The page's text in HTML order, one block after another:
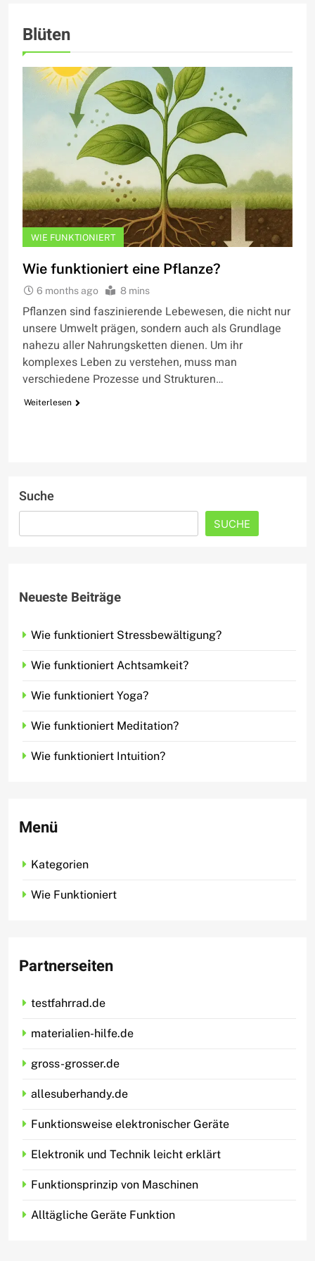
Blüten
WIE FUNKTIONIERT
Wie funktioniert eine Pflanze?
6 months ago 8 mins
Pflanzen sind faszinierende Lebewesen, die nicht nur
unsere Umwelt prägen, sondern auch als Grundlage
nahezu aller Nahrungsketten dienen. Um ihr
komplexes Leben zu verstehen, muss man
verschiedene Prozesse und Strukturen…
Weiterlesen
Suche
SUCHE
Neueste Beiträge
Wie funktioniert Stressbewältigung?
Wie funktioniert Achtsamkeit?
Wie funktioniert Yoga?
Wie funktioniert Meditation?
Wie funktioniert Intuition?
Menü
Kategorien
Wie Funktioniert
Partnerseiten
testfahrrad.de
materialien-hilfe.de
gross-grosser.de
allesuberhandy.de
Funktionsweise elektronischer Geräte
Elektronik und Technik leicht erklärt
Funktionsprinzip von Maschinen
Alltägliche Geräte Funktion